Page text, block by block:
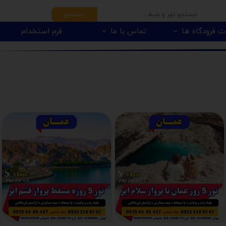
فرودگاه ها تماس با ما فرم استخدام
جستجو